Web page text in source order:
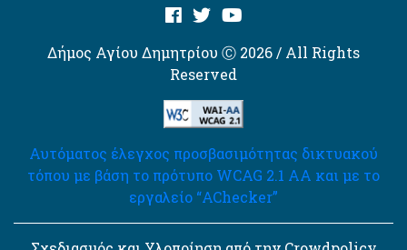
Δήμος Αγίου Δημητρίου Ⓒ 2026 / All Rights
Reserved
Αυτόματος έλεγχος προσβασιμότητας δικτυακού
τόπου με βάση το πρότυπο WCAG 2.1 AA και με το
εργαλείο “AChecker”